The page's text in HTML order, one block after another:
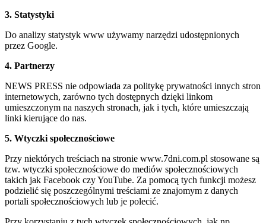
3. Statystyki
Do analizy statystyk www używamy narzędzi udostępnionych
przez Google.
4. Partnerzy
NEWS PRESS nie odpowiada za politykę prywatności innych stron
internetowych, zarówno tych dostępnych dzięki linkom
umieszczonym na naszych stronach, jak i tych, które umieszczają
linki kierujące do nas.
5. Wtyczki społecznościowe
Przy niektórych treściach na stronie www.7dni.com.pl stosowane są
tzw. wtyczki społecznościowe do mediów społecznościowych
takich jak Facebook czy YouTube. Za pomocą tych funkcji możesz
podzielić się poszczególnymi treściami ze znajomym z danych
portali społecznościowych lub je polecić.